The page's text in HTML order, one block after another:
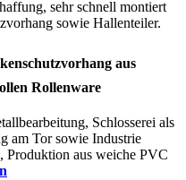
sehr schnell montiert
sowie Hallenteiler.
aus
Rollenware
Schlosserei als
am Tor sowie Industrie
Produktion aus weiche PVC